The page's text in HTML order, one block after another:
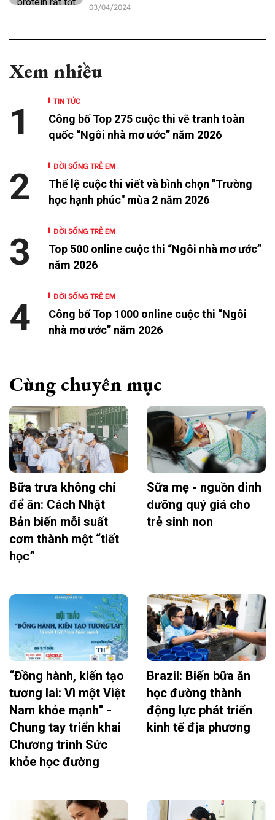
03/04/2024
Xem nhiều
TIN TỨC
Công bố Top 275 cuộc thi vẽ tranh toàn
quốc “Ngôi nhà mơ ước” năm 2026
1
ĐỜI SỐNG TRẺ EM
Thể lệ cuộc thi viết và bình chọn "Trường
học hạnh phúc" mùa 2 năm 2026
2
ĐỜI SỐNG TRẺ EM
Top 500 online cuộc thi “Ngôi nhà mơ ước”
năm 2026
3
ĐỜI SỐNG TRẺ EM
Công bố Top 1000 online cuộc thi “Ngôi
nhà mơ ước” năm 2026
4
Cùng chuyên mục
Bữa trưa không chỉ
để ăn: Cách Nhật
Bản biến mỗi suất
cơm thành một “tiết
học”
Sữa mẹ - nguồn dinh
dưỡng quý giá cho
trẻ sinh non
“Đồng hành, kiến tạo
tương lai: Vì một Việt
Nam khỏe mạnh” -
Chung tay triển khai
Chương trình Sức
khỏe học đường
Brazil: Biến bữa ăn
học đường thành
động lực phát triển
kinh tế địa phương